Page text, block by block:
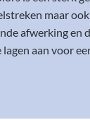
maar
afwerking en
aan voor